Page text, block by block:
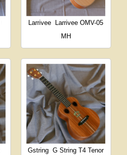
Larrivee
Larrivee OMV-05
MH
Gstring G String T4 Tenor